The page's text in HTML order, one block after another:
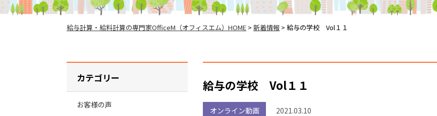
給与計算・給料計算の専門家OfficeM（オフィスエム）HOME > 新着情報 > 給与の学校 Vol１１
給与の学校 Vol１１
オンライン動画 2021.03.10
カテゴリー
お客様の声